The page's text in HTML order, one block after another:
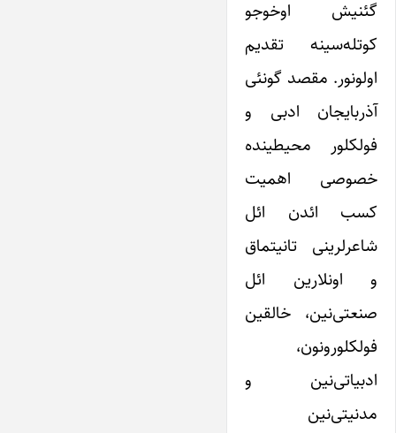
گئنیش اوخوجو
کوتله‌سینه تقدیم
اولونور. مقصد گونئی
آذربایجان ادبی و
فولکلور محیطینده
خصوصی اهمیت
کسب ائدن ائل
شاعرلرینی تانیتماق
و اونلارین ائل
صنعتی‌نین، خالقین
فولکلورونون،
ادبیاتی‌نین و
مدنیتی‌نین